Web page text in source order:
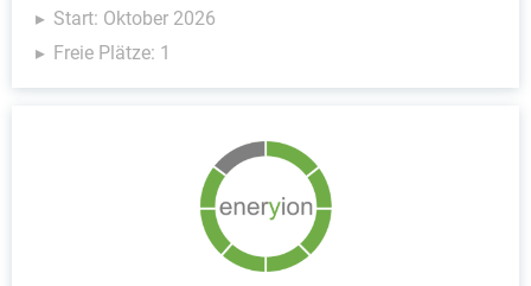
Start: Oktober 2026
Freie Plätze: 1